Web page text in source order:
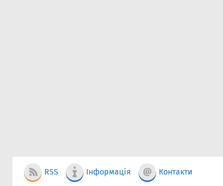
RSS Інформація Контакти